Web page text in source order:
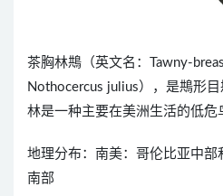
茶胸林䳍（英文名：Tawny-
Nothocercus julius），是䳍形
林是一种主要在美洲生活的低危
地理分布：南美：哥伦比亚中部
南部